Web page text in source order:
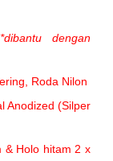
*dibantu dengan
Roda Nilon
Anodized (Silper
& Holo hitam 2 x